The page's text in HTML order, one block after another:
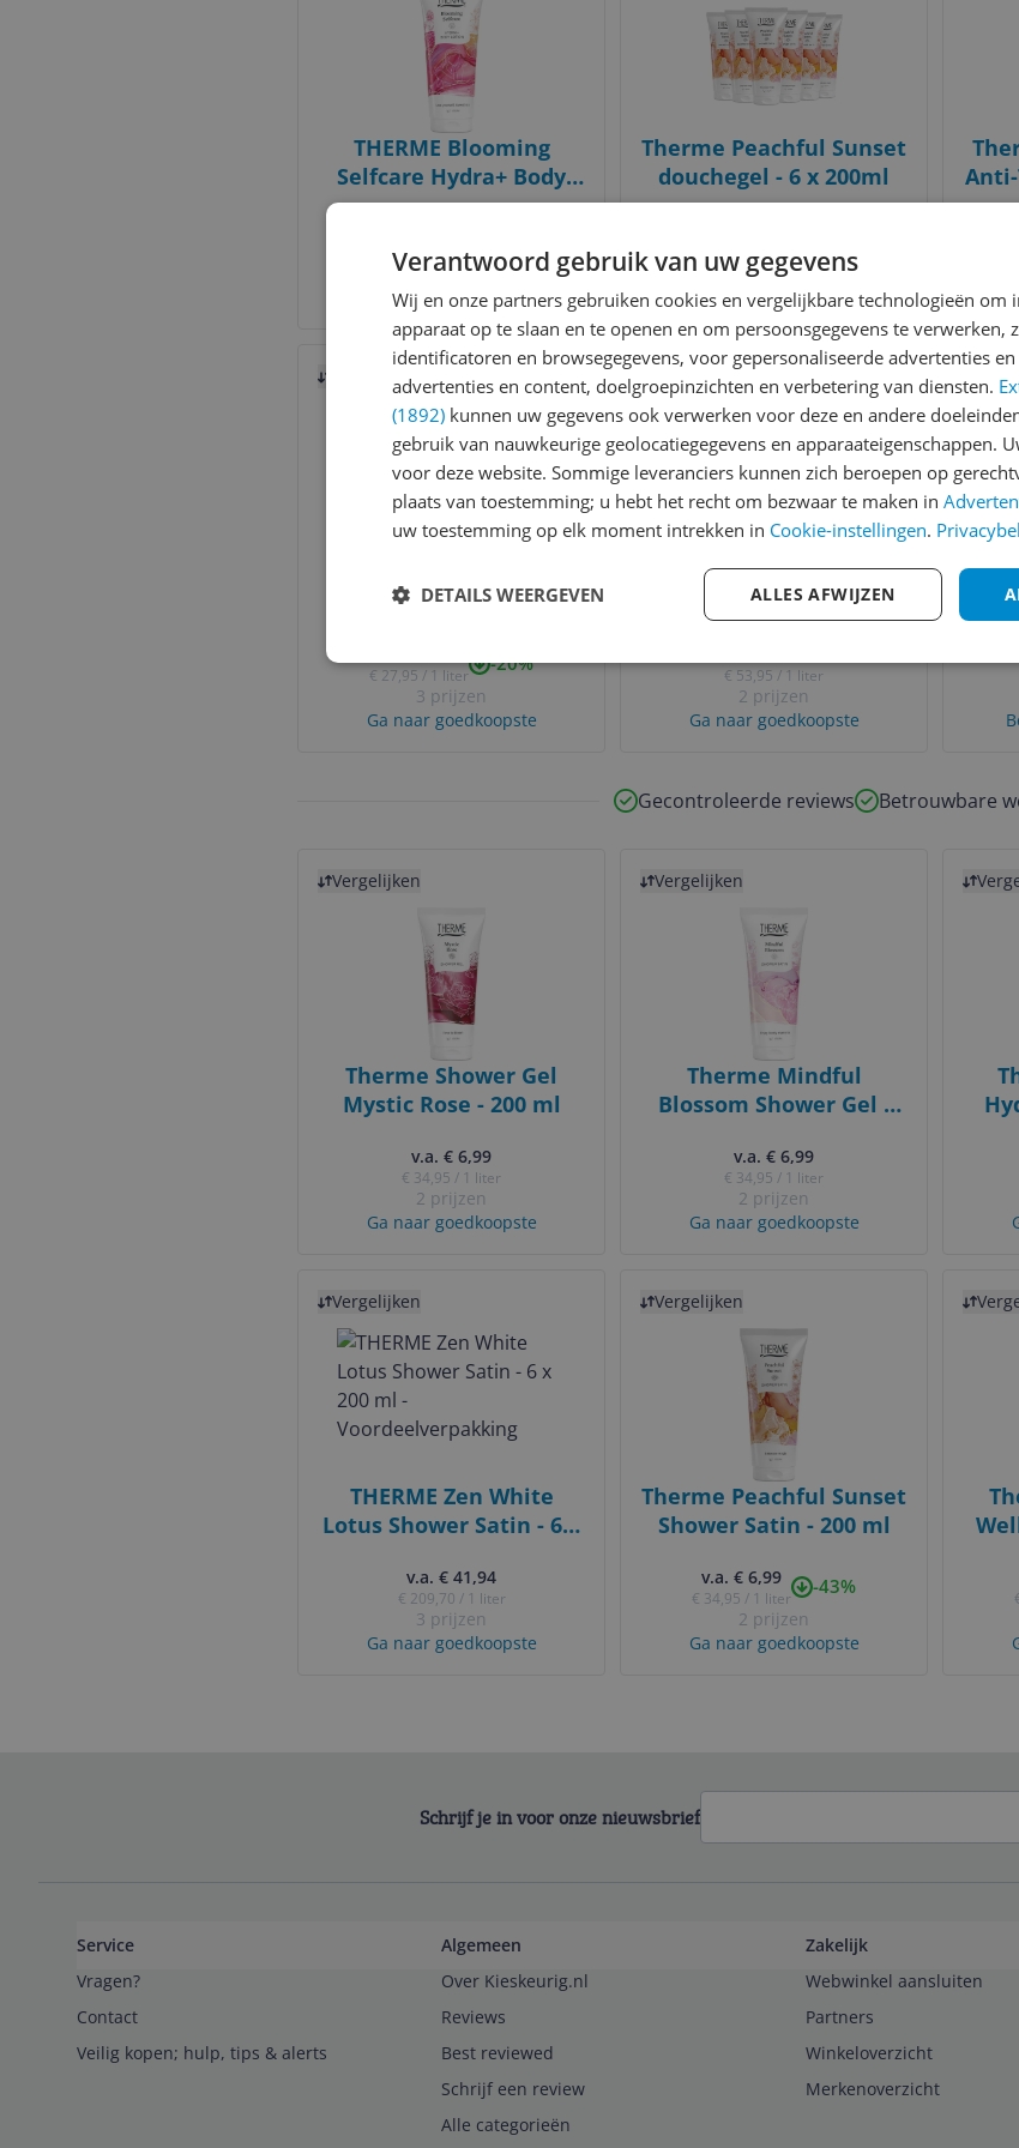
THERME Blooming
Selfcare Hydra+ Body
Lotion 200ml
€ 53,95 / 1 liter
4 prijzen
Ga naar goedkoopste
Therme Peachful Sunset
douchegel - 6 x 200ml
Bekijk meer informatie
Vergelijken
Wellness 3-in-1 Wash -
€ 27,95 / 1 liter
-20%
3 prijzen
Ga naar goedkoopste
Bekijk product
Vergelijken
THERME Zen White
Lotus Hydra+ Body
Lotion 200ml
€ 53,95 / 1 liter
2 prijzen
Ga naar goedkoopste
Bekijk product Bekijk
Gecontroleerde reviews Betrouwbare
Vergelijken
Therme Shower Gel
Mystic Rose - 200 ml
v.a. € 6,99
€ 34,95 / 1 liter
2 prijzen
Ga naar goedkoopste
Vergelijken
Therme Mindful
Blossom Shower Gel -
v.a. € 6,99
€ 34,95 / 1 liter
2 prijzen
Ga naar goedkoopste
Vergelijken
THERME Zen White
Lotus Shower Satin - 6 x
Voordeelverpakking
v.a. € 41,94
€ 209,70 / 1 liter
3 prijzen
Ga naar goedkoopste
Vergelijken
Therme Peachful Sunset
Shower Satin - 200 ml
v.a. € 6,99
€ 34,95 / 1 liter
-43%
2 prijzen
Ga naar goedkoopste
Schrijf je in voor onze nieuwsbrief
Service
Vragen?
Contact
Veilig kopen; hulp, tips & alerts
Algemeen
Over Kieskeurig.nl
Reviews
Best reviewed
Schrijf een review
Alle categorieën
Zakelijk
Webwinkel aansluiten
Partners
Winkeloverzicht
Merkenoverzicht
Verantwoord gebruik van uw gegevens
Wij en onze partners gebruiken cookies en vergelijkbare technologieën om
apparaat op te slaan en te openen en om persoonsgegevens te verwerken,
identificatoren en browsegegevens, voor gepersonaliseerde advertenties
advertenties en content, doelgroepinzichten en verbetering van diensten.
(1892) kunnen uw gegevens ook verwerken voor deze en andere
gebruik van nauwkeurige geolocatiegegevens en apparaateigenschappen.
voor deze website. Sommige leveranciers kunnen zich beroepen op
plaats van toestemming; u hebt het recht om bezwaar te maken in
uw toestemming op elk moment intrekken in Cookie-instellingen.
ALLES AFWIJZEN
DETAILS WEERGEVEN